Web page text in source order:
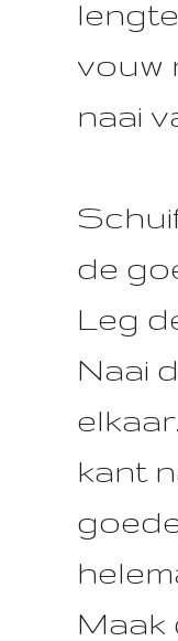
vouw
naai
de
Leg
Naai
kant
Maak